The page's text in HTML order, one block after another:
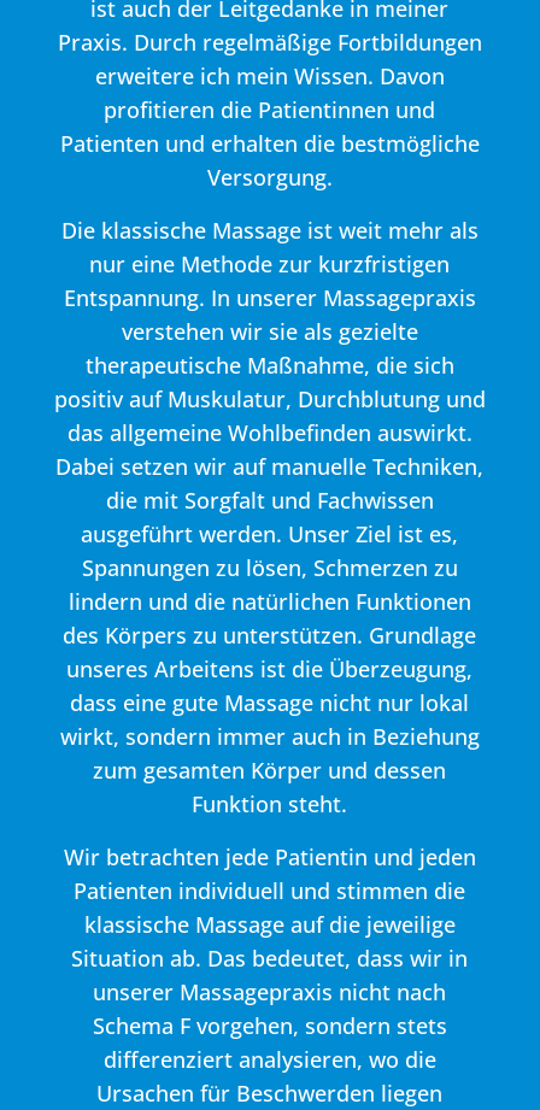
ist auch der Leitgedanke in meiner
Praxis. Durch regelmäßige Fortbildungen
erweitere ich mein Wissen. Davon
profitieren die Patientinnen und
Patienten und erhalten die bestmögliche
Versorgung.
Die klassische Massage ist weit mehr als
nur eine Methode zur kurzfristigen
Entspannung. In unserer Massagepraxis
verstehen wir sie als gezielte
therapeutische Maßnahme, die sich
positiv auf Muskulatur, Durchblutung und
das allgemeine Wohlbefinden auswirkt.
Dabei setzen wir auf manuelle Techniken,
die mit Sorgfalt und Fachwissen
ausgeführt werden. Unser Ziel ist es,
Spannungen zu lösen, Schmerzen zu
lindern und die natürlichen Funktionen
des Körpers zu unterstützen. Grundlage
unseres Arbeitens ist die Überzeugung,
dass eine gute Massage nicht nur lokal
wirkt, sondern immer auch in Beziehung
zum gesamten Körper und dessen
Funktion steht.
Wir betrachten jede Patientin und jeden
Patienten individuell und stimmen die
klassische Massage auf die jeweilige
Situation ab. Das bedeutet, dass wir in
unserer Massagepraxis nicht nach
Schema F vorgehen, sondern stets
differenziert analysieren, wo die
Ursachen für Beschwerden liegen